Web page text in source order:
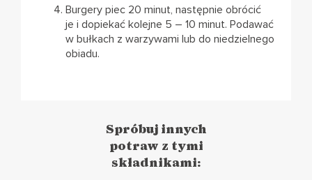
Burgery piec 20 minut, następnie obrócić
je i dopiekać kolejne 5 – 10 minut. Podawać
w bułkach z warzywami lub do niedzielnego
obiadu.
Spróbuj innych
potraw z tymi
składnikami: